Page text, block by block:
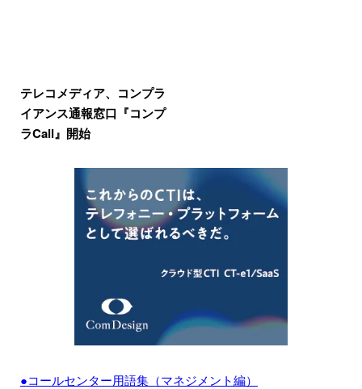
テレコメディア、コンプラ
イアンス通報窓口『コンプ
ラCall』開始
●コールセンター用語集（マネジメント編）